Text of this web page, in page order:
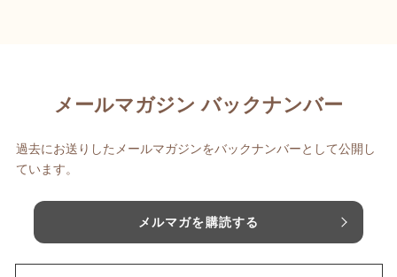
メールマガジン バックナンバー
過去にお送りしたメールマガジンをバックナンバーとして公開し
ています。
メルマガを購読する